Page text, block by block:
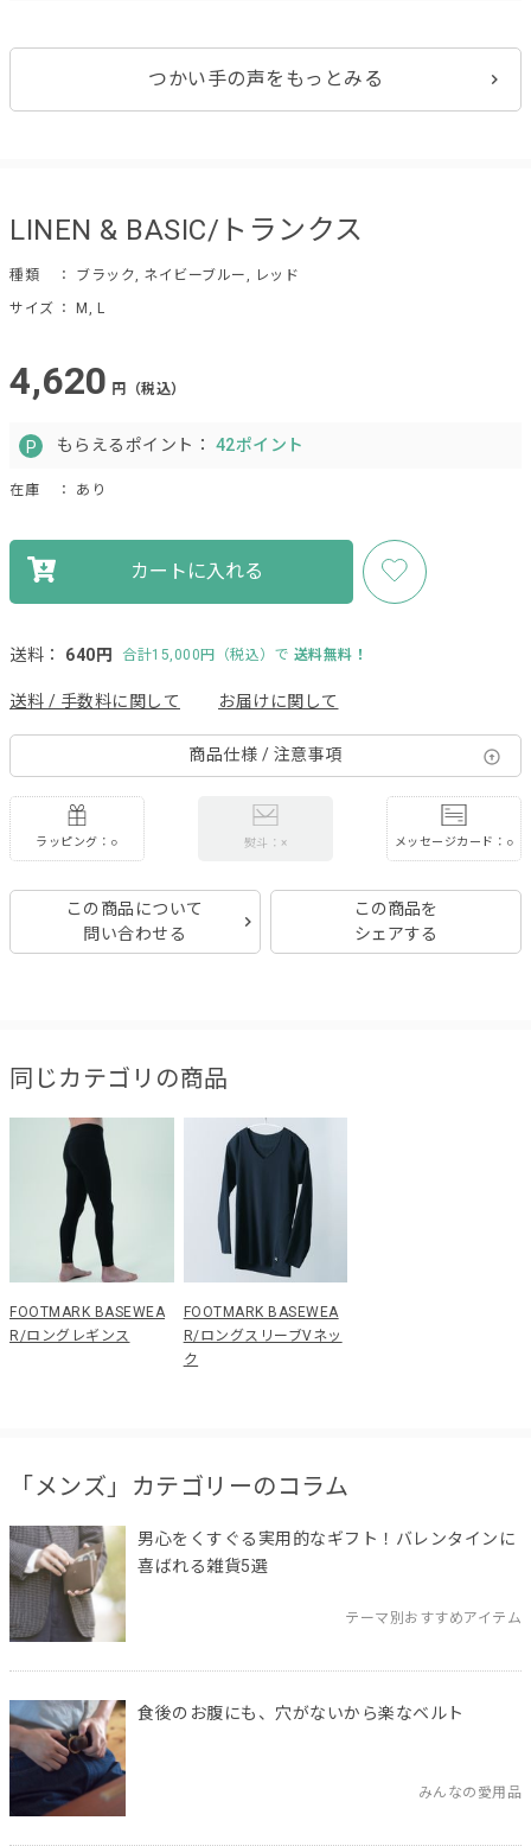
つかい手の声をもっとみる
LINEN & BASIC/トランクス
種類
： ブラック, ネイビーブルー, レッド
サイズ ： M, L
4,620 円（税込）
もらえるポイント： 42ポイント
在庫 ： あり
カートに入れる
送料： 640円 合計15,000円（税込）で 送料無料！
送料 / 手数料に関して お届けに関して
商品仕様 / 注意事項
ラッピング：○ 熨斗：× メッセージカード：○
この商品について
問い合わせる
この商品を
シェアする
同じカテゴリの商品
FOOTMARK BASEWEA
R/ロングレギンス
FOOTMARK BASEWEA
R/ロングスリーブVネッ
ク
「メンズ」カテゴリーのコラム
男心をくすぐる実用的なギフト！バレンタインに
喜ばれる雑貨5選
テーマ別おすすめアイテム
食後のお腹にも、穴がないから楽なベルト
みんなの愛用品